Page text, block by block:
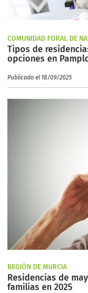
COMUNIDAD FORAL DE
Tipos de
opciones en
Publicado el 18/09/2025
REGIÓN DE MURCIA
Residencias de
familias en 2025